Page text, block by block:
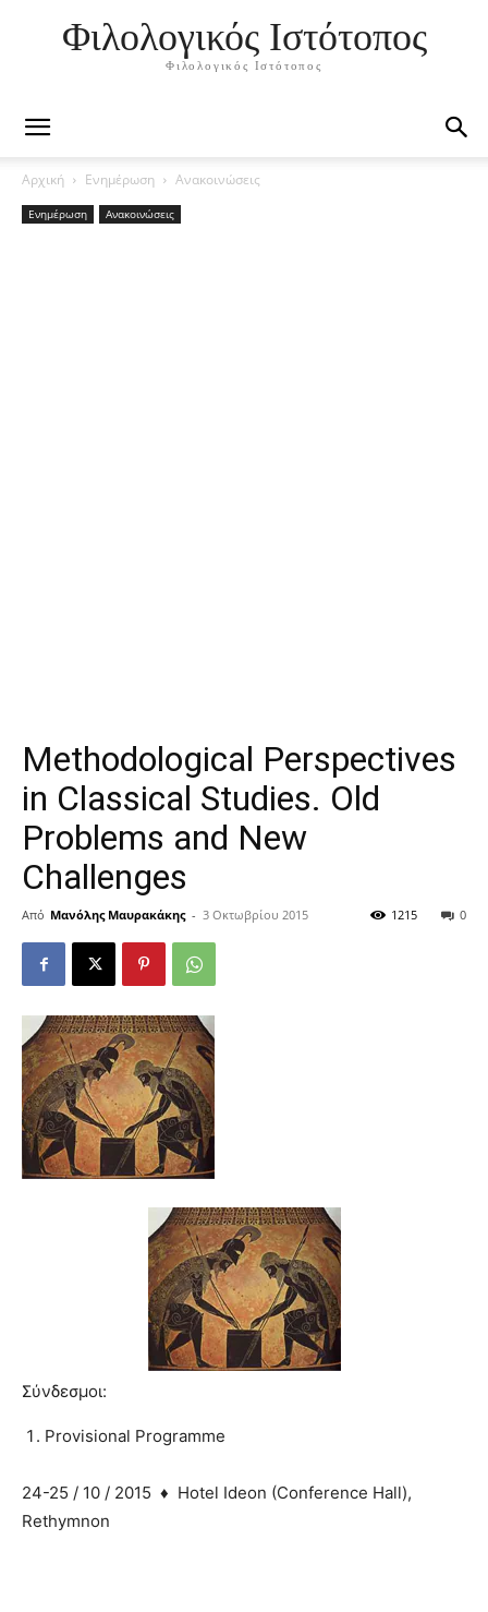
Φιλολογικός Ιστότοπος
Φιλολογικός Ιστότοπος
Αρχική Ενημέρωση Ανακοινώσεις
Ενημέρωση Ανακοινώσεις
Methodological Perspectives
in Classical Studies. Old
Problems and New
Challenges
Από Μανόλης Μαυρακάκης - 3 Οκτωβρίου 2015 0
1215
Σύνδεσμοι:
Provisional Programme
24-25 / 10 / 2015 ♦ Hotel Ideon (Conference Hall),
Rethymnon